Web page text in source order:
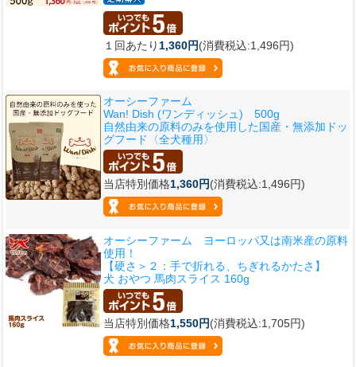
１回あたり 1,360円(消費税込:1,496円)
オーシーファーム
Wan! Dish (ワンディッシュ) 500g
自然由来の原料のみを使用した国産・無添加ドッ
グフード〈全犬種用〉
当店特別価格1,360円(消費税込:1,496円)
オーシーファーム ヨーロッパ又は南米産の原料
使用！
【硬さ＞２：手で折れる、ちぎれるかたさ】
犬 おやつ 馬肉スライス 160g
当店特別価格1,550円(消費税込:1,705円)